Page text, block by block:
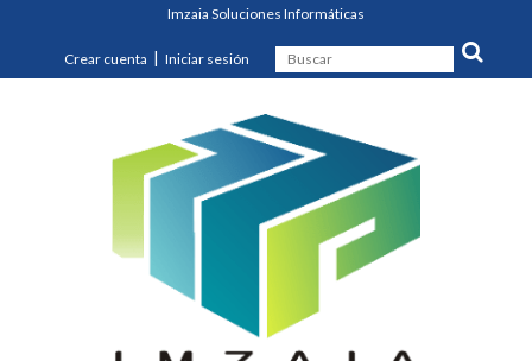
Imzaia Soluciones Informáticas
Crear cuenta | Iniciar sesión